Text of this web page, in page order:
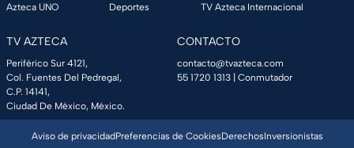
Azteca UNO
Deportes
TV Azteca Internacional
TV AZTECA
Periférico Sur 4121,
Col. Fuentes Del Pedregal,
C.P. 14141,
Ciudad De México, México.
CONTACTO
contacto@tvazteca.com
55 1720 1313 | Conmutador
Aviso de privacidadPreferencias de CookiesDerechosInversionistas